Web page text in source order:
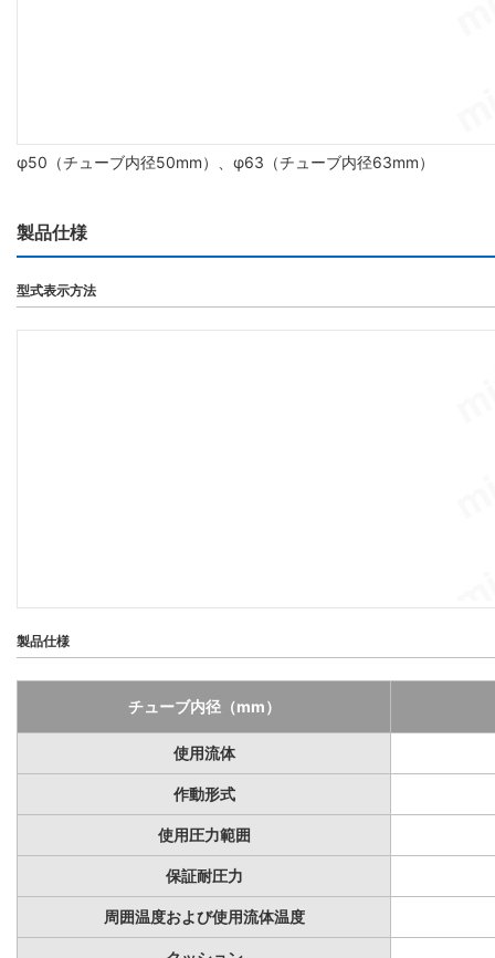
φ50（チューブ内径50mm）、φ63（チューブ内径63mm）
製品仕様
型式表示方法
製品仕様
チューブ内径（mm）
使用流体
作動形式
使用圧力範囲
保証耐圧力
周囲温度および使用流体温度